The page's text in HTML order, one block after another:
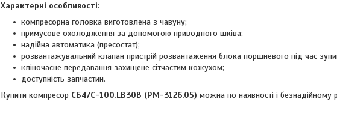
Характерні особливості:
компресорна головка виготовлена з чавуну;
примусове охолодження за допомогою приводного шківа;
надійна автоматика (пресостат);
розвантажувальний клапан пристрій розвантаження блока поршневого під час
кліночасне передавання захищене сітчастим кожухом;
доступність запчастин.
Купити компресор СБ4/С-100.LB30B (РМ-3126.05) можна по наявності і безнадійному